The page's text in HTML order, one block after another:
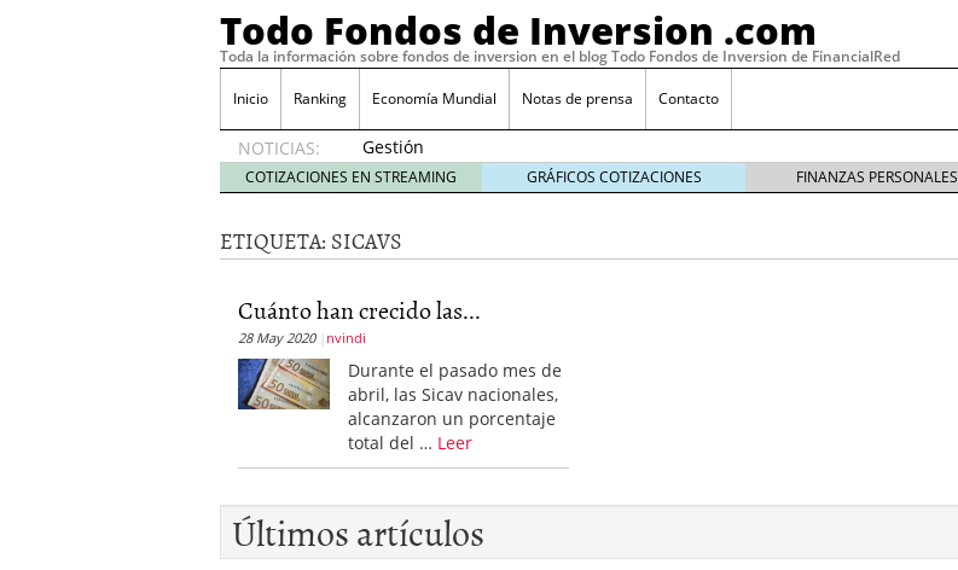
Todo Fondos de Inversion .com
Toda la información sobre fondos de inversion en el blog Todo Fondos de Inversion de FinancialRed
Inicio Ranking Economía Mundial Notas de prensa Contacto
NOTICIAS:
Gestión
pasiva
contra
activa en
España:
debate
que ya
no es
debate
febrero
28, 2026
La renta fija domina los fondos en España: por qué los inversores siguen
apostando por la deuda
Los fondos de inversión alcanzan los 463.628 millones en febrero: la racha
COTIZACIONES EN STREAMING GRÁFICOS COTIZACIONES FINANZAS PERSONALES
ETIQUETA: SICAVS
Cuánto han crecido las...
28 May 2020 nvindi
Durante el pasado mes de
abril, las Sicav nacionales,
alcanzaron un porcentaje
total del … Leer
Últimos artículos